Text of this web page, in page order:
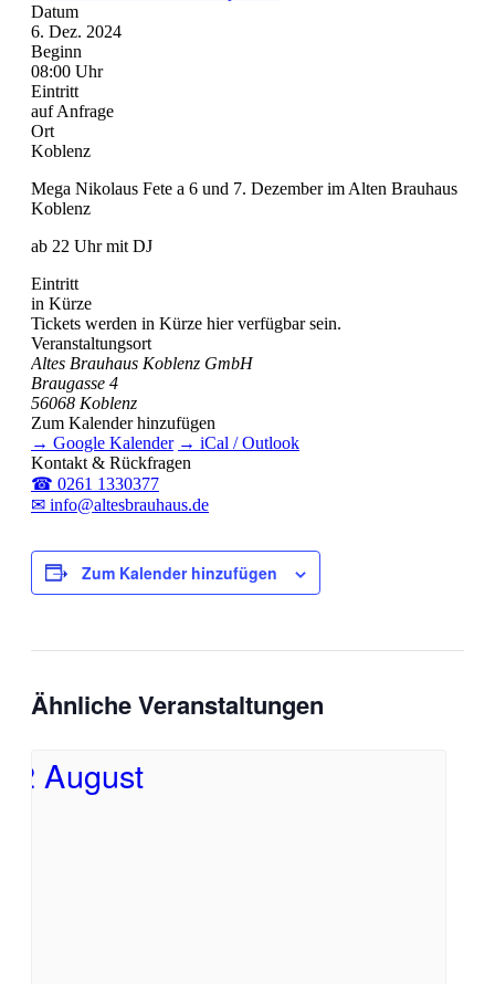
Datum
6. Dez. 2024
Beginn
08:00 Uhr
Eintritt
auf Anfrage
Ort
Koblenz
Mega Nikolaus Fete a 6 und 7. Dezember im Alten Brauhaus
Koblenz
ab 22 Uhr mit DJ
Eintritt
in Kürze
Tickets werden in Kürze hier verfügbar sein.
Veranstaltungsort
Altes Brauhaus Koblenz GmbH
Braugasse 4
56068 Koblenz
Zum Kalender hinzufügen
→ Google Kalender → iCal / Outlook
Kontakt & Rückfragen
☎ 0261 1330377
✉ info@altesbrauhaus.de
Zum Kalender hinzufügen
Ähnliche Veranstaltungen